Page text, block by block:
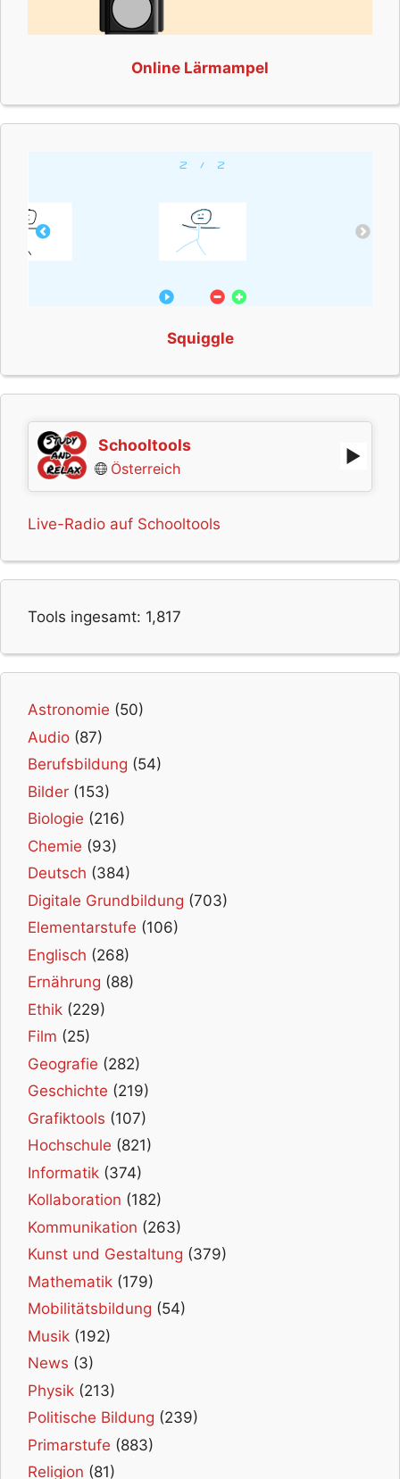
Online Lärmampel
Squiggle
Schooltools
Österreich
Live-Radio auf Schooltools
Tools ingesamt: 1,817
Astronomie (50)
Audio (87)
Berufsbildung (54)
Bilder (153)
Biologie (216)
Chemie (93)
Deutsch (384)
Digitale Grundbildung (703)
Elementarstufe (106)
Englisch (268)
Ernährung (88)
Ethik (229)
Film (25)
Geografie (282)
Geschichte (219)
Grafiktools (107)
Hochschule (821)
Informatik (374)
Kollaboration (182)
Kommunikation (263)
Kunst und Gestaltung (379)
Mathematik (179)
Mobilitätsbildung (54)
Musik (192)
News (3)
Physik (213)
Politische Bildung (239)
Primarstufe (883)
Religion (81)